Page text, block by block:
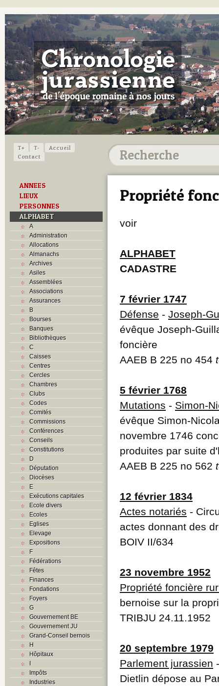
T+ T-
Accueil
Contact
ANNEES
LIEUX
PERSONNES
ALPHABET
A
Administration
Allocations
Almanachs
Archives
Asiles
Assemblées
Associations
Assurances
B
Bourses
Banques
Bibliothèques
C
Caisses
Centres
Cercles
Chambres
Clubs
Codes
Comités
Commissions
Conférences
Conseils
Constitutions
D
Députation
Diocèses
E
Exécutions capitales
Ecole divers
Ecoles
Eglises
Elevage
Expositions
F
Fédérations
Fêtes
Finances
Fondations
Foyers
G
Gouvernement BE
Gouvernement JU
Grand-Conseil bernois
H
Hôpitaux
I
Impôts
Industries
Propriété
voir
ALPHABET
CADASTRE
7 février 1747
Défense - Joseph-
évêque Joseph-
foncière
AAEB B 225 no 454
5 février 1768
Mutations - Simon-
évêque Simon-
novembre 1746
produites par suite
AAEB B 225 no 562
12 février 1834
Actes notariés -
actes donnant des
BOIV II/634
23 novembre 1952
Propriété foncière
bernoise sur la
TRIBJU 24.11.1952
20 septembre 1979
Parlement jurassien
Dietlin dépose au